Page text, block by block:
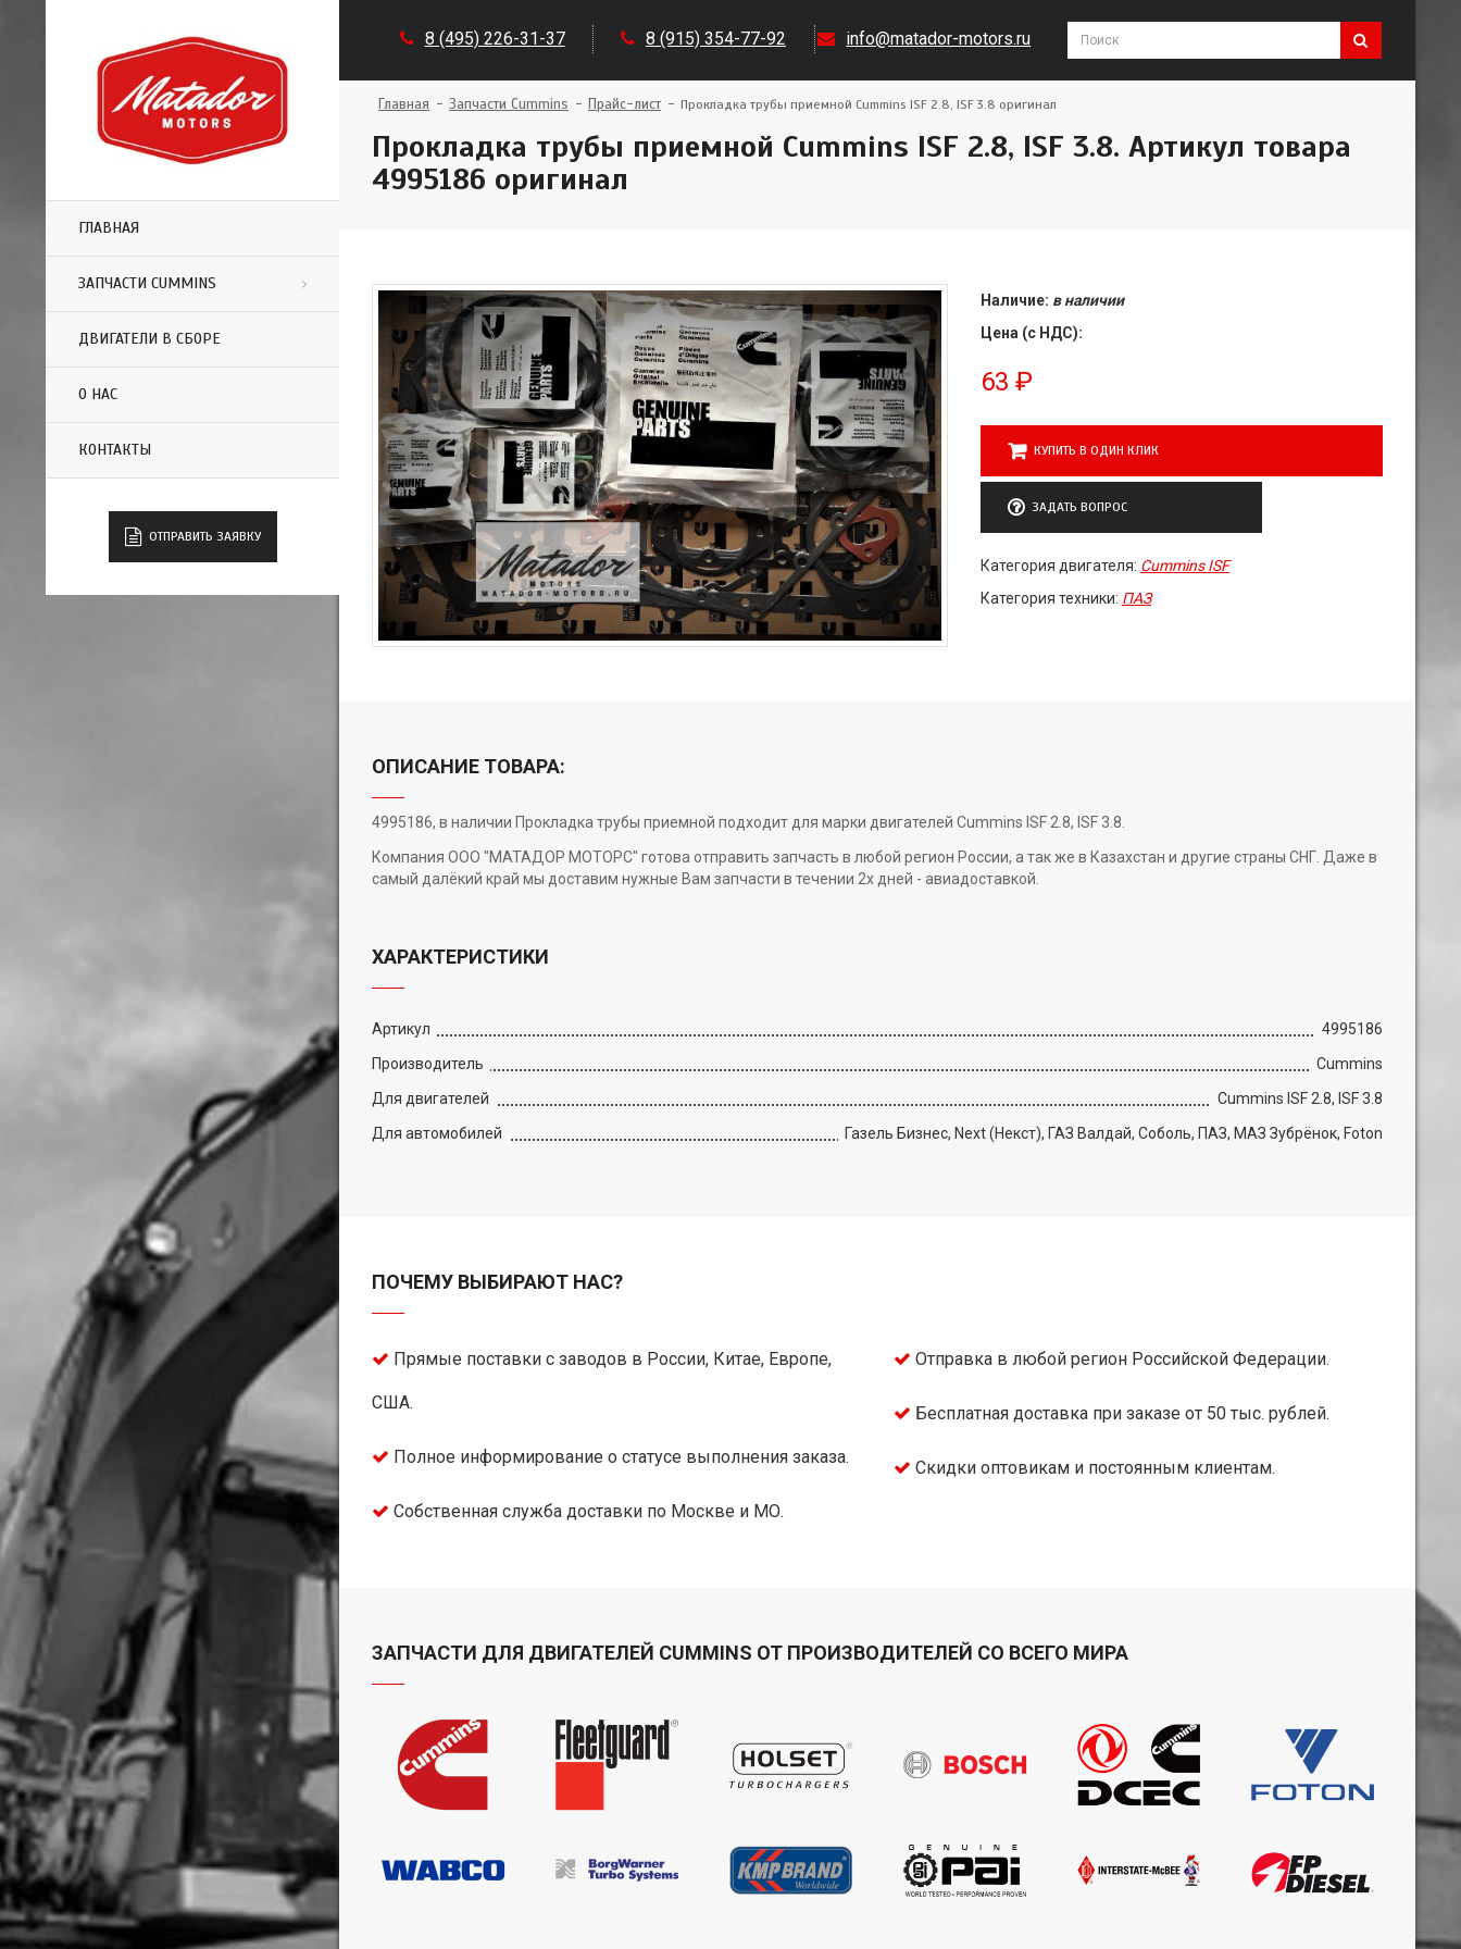
ГЛАВНАЯ
ЗАПЧАСТИ CUMMINS
ДВИГАТЕЛИ В СБОРЕ
О НАС
КОНТАКТЫ
ОТПРАВИТЬ ЗАЯВКУ
8 (495) 226-31-37 8 (915) 354-77-92 info@matador-motors.ru
Главная Запчасти Cummins Прайс-лист Прокладка трубы приемной Cummins ISF 2.8, ISF 3.8 оригинал
Прокладка трубы приемной Cummins ISF 2.8, ISF 3.8. Артикул товара
4995186 оригинал
Наличие: в наличии
Цена (с НДС):
63 ₽
КУПИТЬ В ОДИН КЛИК
ЗАДАТЬ ВОПРОС
Категория двигателя: Cummins ISF
Категория техники: ПАЗ
ОПИСАНИЕ ТОВАРА:
4995186, в наличии Прокладка трубы приемной подходит для марки двигателей Cummins ISF 2.8, ISF 3.8.
Компания ООО "МАТАДОР МОТОРС" готова отправить запчасть в любой регион России, а так же в Казахстан и другие страны СНГ. Даже в
самый далёкий край мы доставим нужные Вам запчасти в течении 2х дней - авиадоставкой.
ХАРАКТЕРИСТИКИ
Артикул
4995186
Производитель
Cummins
Для двигателей
Cummins ISF 2.8, ISF 3.8
Для автомобилей
Газель Бизнес, Next (Некст), ГАЗ Валдай, Соболь, ПАЗ, МАЗ Зубрёнок, Foton
ПОЧЕМУ ВЫБИРАЮТ НАС?
Прямые поставки с заводов в России, Китае, Европе,
США.
Полное информирование о статусе выполнения заказа.
Собственная служба доставки по Москве и МО.
Отправка в любой регион Российской Федерации.
Бесплатная доставка при заказе от 50 тыс. рублей.
Скидки оптовикам и постоянным клиентам.
ЗАПЧАСТИ ДЛЯ ДВИГАТЕЛЕЙ CUMMINS ОТ ПРОИЗВОДИТЕЛЕЙ СО ВСЕГО МИРА